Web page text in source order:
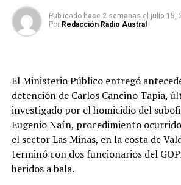
de sus órganos. Durante la jornada, el
de Carabineros llegó hasta el Hospital
El procedimiento
El operativo se desarrolló durante la
miércoles en el sector Las Minas,
especializados del GOPE lograron
Tapia. Según los antecedentes
investigación, el imputado respondió
Publicado hace 2 semanas el julio 15,
Por Redacción Radio Austral
El Ministerio Público entregó
detención de Carlos Cancino Tapia,
investigado por el homicidio del
Eugenio Naín, procedimiento
el sector Las Minas, en la costa de
terminó con dos funcionarios del
heridos a bala.